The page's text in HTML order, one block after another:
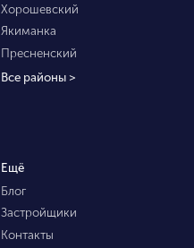
Хорошевский
Якиманка
Пресненский
Все районы >
Ещё
Блог
Застройщики
Контакты